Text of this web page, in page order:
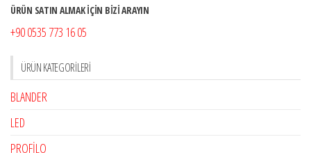
ÜRÜN SATIN ALMAK İÇİN BİZİ ARAYIN
+90 0535 773 16 05
ÜRÜN KATEGORILERI
BLANDER
LED
PROFİLO